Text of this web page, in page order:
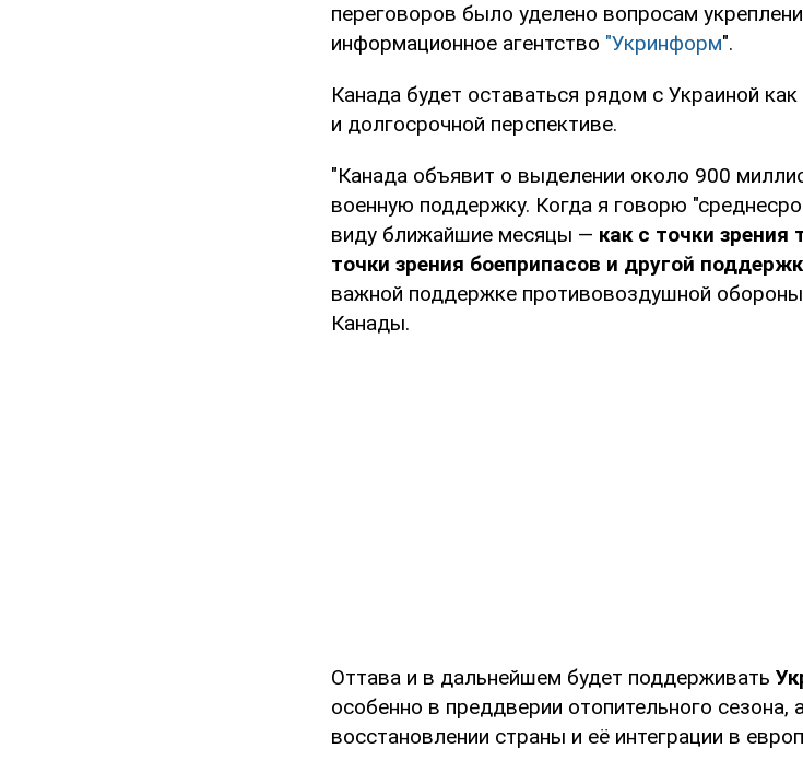
переговоров было уделено вопросам
информационное агентство "Укринформ".
Канада будет оставаться рядом с Украиной
и долгосрочной перспективе.
"Канада объявит о выделении около 900
военную поддержку. Когда я говорю
виду ближайшие месяцы — как с точки зрения
точки зрения боеприпасов и другой
важной поддержке противовоздушной
Канады.
Оттава и в дальнейшем будет поддерживать
особенно в преддверии отопительного сезона,
восстановлении страны и её интеграции в